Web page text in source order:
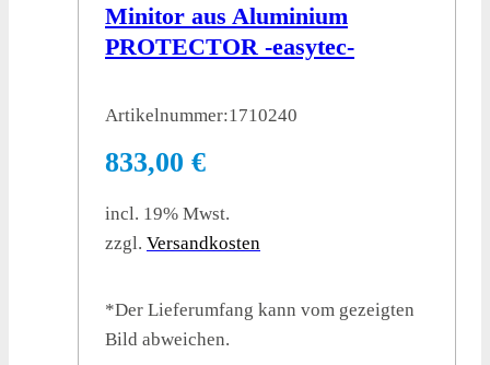
Minitor aus Aluminium
PROTECTOR -easytec-
Artikelnummer:1710240
833,00 €
incl. 19% Mwst.
zzgl. Versandkosten
*Der Lieferumfang kann vom gezeigten
Bild abweichen.